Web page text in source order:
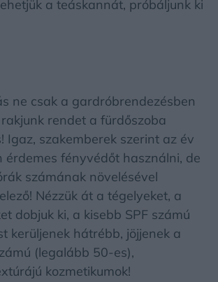
a teáskannát, próbáljunk ki
ne csak a gardróbrendezésben
rendet a fürdőszoba
Igaz, szakemberek szerint az év
érdemes fényvédőt használni, de
számának növelésével
Nézzük át a tégelyeket, a
dobjuk ki, a kisebb SPF számú
kerüljenek hátrébb, jöjjenek a
(legalább 50-es),
kozmetikumok!